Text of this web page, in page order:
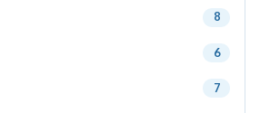
8
6
7